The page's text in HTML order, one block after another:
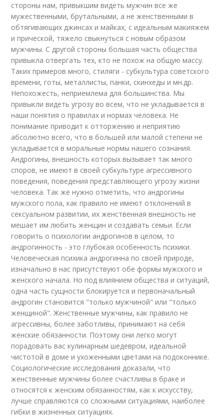
стороны нам, привыкшим видеть мужчин все же
мужественными, брутальными, а не женственными в
обтягивающих джинсах и майках, с идеальным макияжем
и прической, тяжело свыкнуться с новым образом
мужчины. С другой стороны большая часть общества
привыкла отвергать тех, кто не похож на общую массу.
Таких примеров много, стиляги - субкультура советского
времени, готы, металлисты, панки, скинхеды и мн.др.
Непохожесть, неприемлема для большинства. Мы
привыкли видеть угрозу во всем, что не укладывается в
наши понятия о правилах и нормах человека. Не
понимание приводит к отторжению и неприятию
абсолютно всего, что в большей или малой степени не
укладывается в моральные нормы нашего сознания.
Андрогины, внешность которых вызывает так много
споров, не имеют в своей субкультуре агрессивного
поведения, поведения представляющего угрозу жизни
человека. Так же нужно отметить, что андрогины
мужского пола, как правило не имеют отклонений в
сексуальном развитии, их женственная внешность не
мешает им любить женщин и создавать семьи. Если
говорить о психологии андрогинов в целом, то
андрогинность - это глубокая особенность психики.
Человеческая психика андрогинна по своей природе,
изначально в нас присутствуют обе формы мужского и
женского начала. Но под влиянием общества и ситуаций,
одна часть сущности блокируется и первоначальный
андрогин становится "только мужчиной" или "только
женщиной". Женственные мужчины, как правило не
агрессивны, более заботливы, принимают на себя
женские обязанности. Поэтому они легко могут
порадовать вас кулинарным шедевром, идеальной
чистотой в доме и ухоженными цветами на подоконнике.
Социологические исследования доказали, что
женственные мужчины более счастливы в браке и
относятся к женским обязанностям, как к искусству,
лучше справляются со сложными ситуациями, наиболее
гибки в жизненных ситуациях.